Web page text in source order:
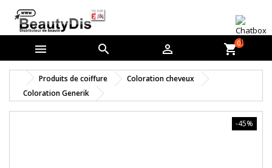
   shopping_cart0
Produits de coiffure
Coloration cheveux
Coloration Generik
-45%